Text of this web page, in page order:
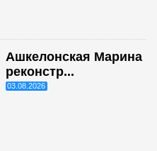
Ашкелонская Марина
реконстр...
03.08.2026